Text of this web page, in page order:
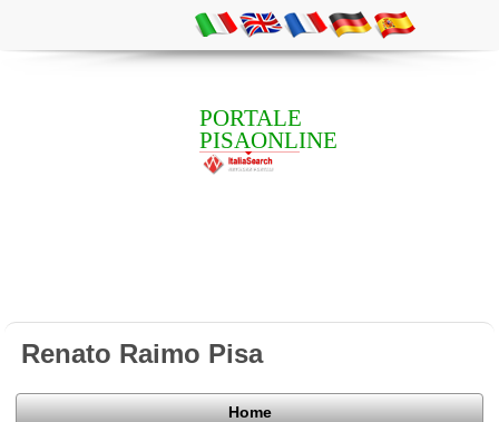
PORTALE
PISAONLINE
Renato Raimo Pisa
Home